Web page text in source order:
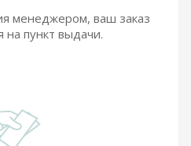
менеджером, ваш заказ
на пункт выдачи.